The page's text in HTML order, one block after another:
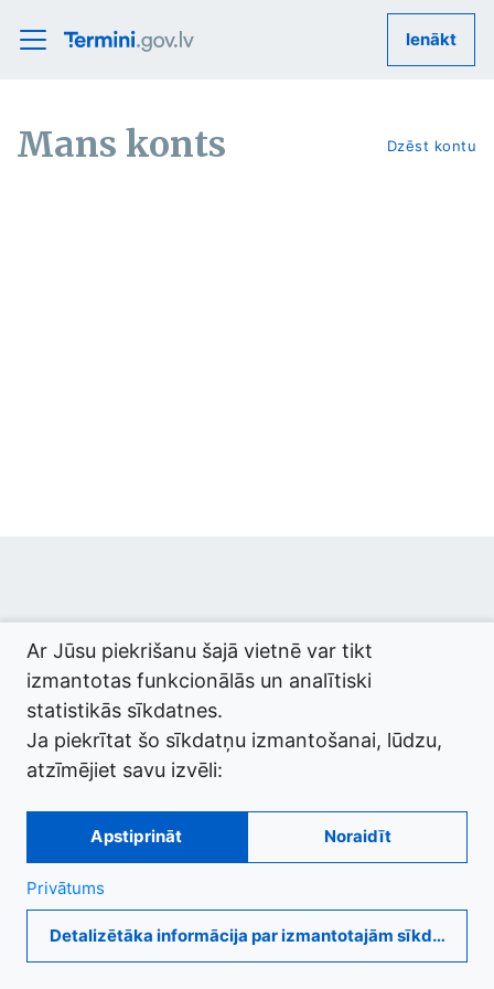
Ienākt
Mans konts Dzēst kontu
© 2026 termini.gov.lv. Izstrādātājs:Tilde.
Ar Jūsu piekrišanu šajā vietnē var tikt
izmantotas funkcionālās un analītiski
statistikās sīkdatnes.
Ja piekrītat šo sīkdatņu izmantošanai, lūdzu,
atzīmējiet savu izvēli:
Apstiprināt Noraidīt
Privātums
Detalizētāka informācija par izmantotajām sīkdatnēm